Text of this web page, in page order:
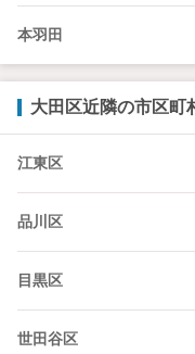
本羽田
大田区近隣の市区町
江東区
品川区
目黒区
世田谷区